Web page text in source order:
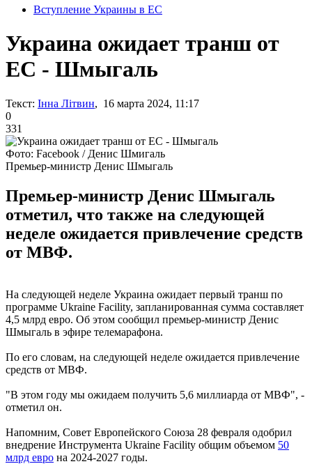
Вступление Украины в ЕС
Украина ожидает транш от
ЕС - Шмыгаль
Текст: Інна Літвин, 16 марта 2024, 11:17
0
331
Фото: Facebook / Денис Шмигаль
Премьер-министр Денис Шмыгаль
Премьер-министр Денис Шмыгаль
отметил, что также на следующей
неделе ожидается привлечение средств
от МВФ.
На следующей неделе Украина ожидает первый транш по
программе Ukraine Facility, запланированная сумма составляет
4,5 млрд евро. Об этом сообщил премьер-министр Денис
Шмыгаль в эфире телемарафона.
По его словам, на следующей неделе ожидается привлечение
средств от МВФ.
"В этом году мы ожидаем получить 5,6 миллиарда от МВФ", -
отметил он.
Напомним, Совет Европейского Союза 28 февраля одобрил
внедрение Инструмента Ukraine Facility общим объемом 50
млрд евро на 2024-2027 годы.